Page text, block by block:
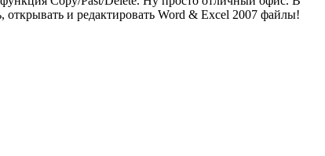
и редактировать Word & Excel 2007 файлы!